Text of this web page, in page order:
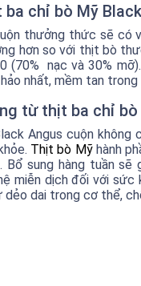
chỉ bò Mỹ
thưởng thức sẽ có
hơn so với thịt bò
(70% nạc và 30%
nhất, mềm tan trong
từ thịt ba chỉ
Angus cuộn không
Thịt bò Mỹ hành
Bổ sung hàng tuần
miễn dịch đối với
dai trong cơ thể,